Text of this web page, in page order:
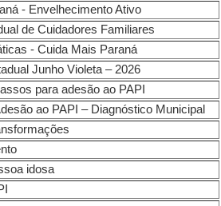
- Envelhecimento Ativo
de Cuidadores Familiares
- Cuida Mais Paraná
Junho Violeta – 2026
para adesão ao PAPI
ao PAPI – Diagnóstico Municipal
idosa